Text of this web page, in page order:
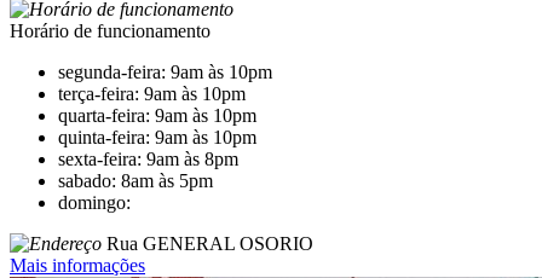
Horário de funcionamento
segunda-feira: 9am às 10pm
terça-feira: 9am às 10pm
quarta-feira: 9am às 10pm
quinta-feira: 9am às 10pm
sexta-feira: 9am às 8pm
sabado: 8am às 5pm
domingo:
Rua GENERAL OSORIO
Mais informações